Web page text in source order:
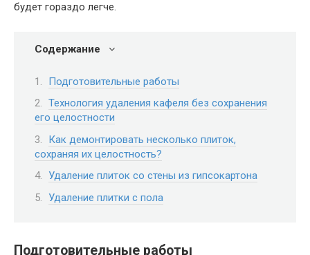
будет гораздо легче.
Содержание
Подготовительные работы
Технология удаления кафеля без сохранения
его целостности
Как демонтировать несколько плиток,
сохраняя их целостность?
Удаление плиток со стены из гипсокартона
Удаление плитки с пола
Подготовительные работы